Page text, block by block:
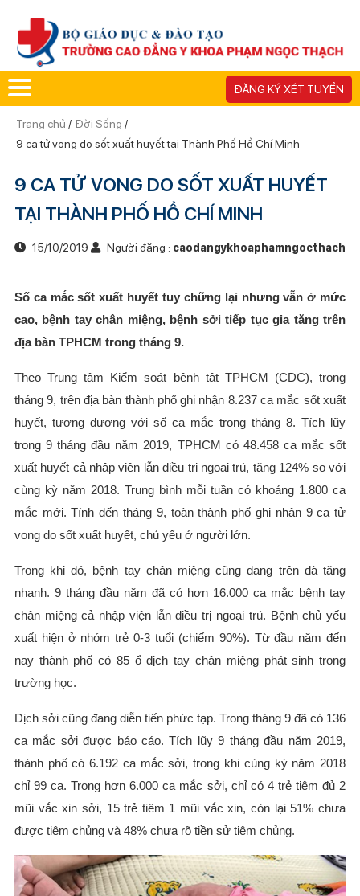
ĐĂNG KÝ XÉT TUYỂN
Trang chủ / Đời Sống /
9 ca tử vong do sốt xuất huyết tại Thành Phố Hồ Chí Minh
9 CA TỬ VONG DO SỐT XUẤT HUYẾT
TẠI THÀNH PHỐ HỒ CHÍ MINH
15/10/2019 Người đăng : caodangykhoaphamngocthach
Số ca mắc sốt xuất huyết tuy chững lại nhưng vẫn ở mức
cao, bệnh tay chân miệng, bệnh sởi tiếp tục gia tăng trên
địa bàn TPHCM trong tháng 9.
Theo Trung tâm Kiểm soát bệnh tật TPHCM (CDC), trong
tháng 9, trên địa bàn thành phố ghi nhận 8.237 ca mắc sốt xuất
huyết, tương đương với số ca mắc trong tháng 8. Tích lũy
trong 9 tháng đầu năm 2019, TPHCM có 48.458 ca mắc sốt
xuất huyết cả nhập viện lẫn điều trị ngoại trú, tăng 124% so với
cùng kỳ năm 2018. Trung bình mỗi tuần có khoảng 1.800 ca
mắc mới. Tính đến tháng 9, toàn thành phố ghi nhận 9 ca tử
vong do sốt xuất huyết, chủ yếu ở người lớn.
Trong khi đó, bệnh tay chân miệng cũng đang trên đà tăng
nhanh. 9 tháng đầu năm đã có hơn 16.000 ca mắc bệnh tay
chân miệng cả nhập viện lẫn điều trị ngoại trú. Bệnh chủ yếu
xuất hiện ở nhóm trẻ 0-3 tuổi (chiếm 90%). Từ đầu năm đến
nay thành phố có 85 ổ dịch tay chân miệng phát sinh trong
trường học.
Dịch sởi cũng đang diễn tiến phức tạp. Trong tháng 9 đã có 136
ca mắc sởi được báo cáo. Tích lũy 9 tháng đầu năm 2019,
thành phố có 6.192 ca mắc sởi, trong khi cùng kỳ năm 2018
chỉ 99 ca. Trong hơn 6.000 ca mắc sởi, chỉ có 4 trẻ tiêm đủ 2
mũi vắc xin sởi, 15 trẻ tiêm 1 mũi vắc xin, còn lại 51% chưa
được tiêm chủng và 48% chưa rõ tiền sử tiêm chủng.